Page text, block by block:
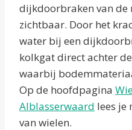
dijkdoorbraken van de
zichtbaar. Door het
water bij een
kolkgat direct achter
waarbij
Op de hoofdpagina
Alblasserwaard lees je
van wielen.